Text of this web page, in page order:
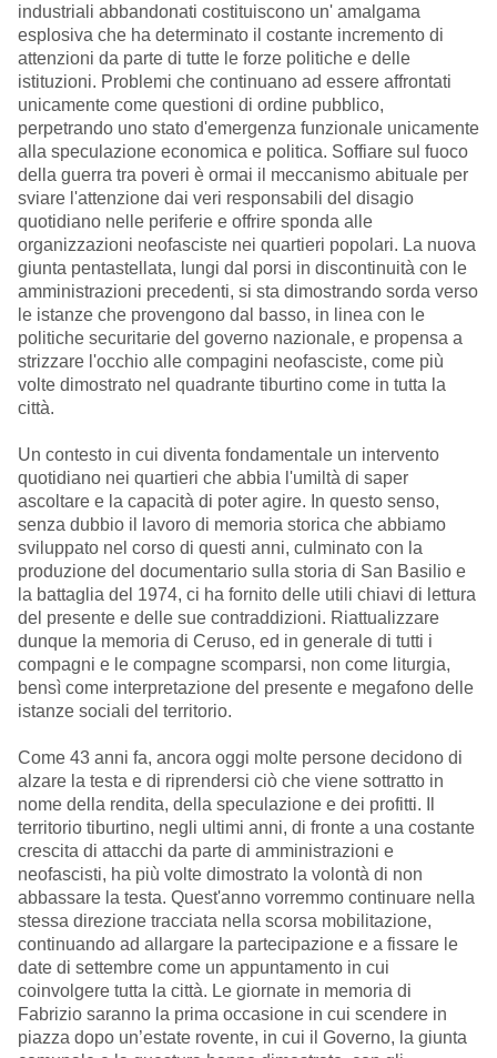
industriali abbandonati costituiscono un' amalgama
esplosiva che ha determinato il costante incremento di
attenzioni da parte di tutte le forze politiche e delle
istituzioni. Problemi che continuano ad essere affrontati
unicamente come questioni di ordine pubblico,
perpetrando uno stato d'emergenza funzionale unicamente
alla speculazione economica e politica. Soffiare sul fuoco
della guerra tra poveri è ormai il meccanismo abituale per
sviare l'attenzione dai veri responsabili del disagio
quotidiano nelle periferie e offrire sponda alle
organizzazioni neofasciste nei quartieri popolari. La nuova
giunta pentastellata, lungi dal porsi in discontinuità con le
amministrazioni precedenti, si sta dimostrando sorda verso
le istanze che provengono dal basso, in linea con le
politiche securitarie del governo nazionale, e propensa a
strizzare l'occhio alle compagini neofasciste, come più
volte dimostrato nel quadrante tiburtino come in tutta la
città.
Un contesto in cui diventa fondamentale un intervento
quotidiano nei quartieri che abbia l'umiltà di saper
ascoltare e la capacità di poter agire. In questo senso,
senza dubbio il lavoro di memoria storica che abbiamo
sviluppato nel corso di questi anni, culminato con la
produzione del documentario sulla storia di San Basilio e
la battaglia del 1974, ci ha fornito delle utili chiavi di lettura
del presente e delle sue contraddizioni. Riattualizzare
dunque la memoria di Ceruso, ed in generale di tutti i
compagni e le compagne scomparsi, non come liturgia,
bensì come interpretazione del presente e megafono delle
istanze sociali del territorio.
Come 43 anni fa, ancora oggi molte persone decidono di
alzare la testa e di riprendersi ciò che viene sottratto in
nome della rendita, della speculazione e dei profitti. Il
territorio tiburtino, negli ultimi anni, di fronte a una costante
crescita di attacchi da parte di amministrazioni e
neofascisti, ha più volte dimostrato la volontà di non
abbassare la testa. Quest'anno vorremmo continuare nella
stessa direzione tracciata nella scorsa mobilitazione,
continuando ad allargare la partecipazione e a fissare le
date di settembre come un appuntamento in cui
coinvolgere tutta la città. Le giornate in memoria di
Fabrizio saranno la prima occasione in cui scendere in
piazza dopo un’estate rovente, in cui il Governo, la giunta